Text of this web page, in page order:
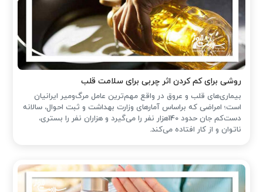
روشی برای کم کردن اثر چربی برای سلامت قلب
بیماری‌های قلب و عروق در واقع مهم‌ترین عامل مرگ‌ومیر ایرانیان
است؛ امراضی که براساس آمارهای وزارت بهداشت و ثبت احوال، سالانه
دست‌کم جان حدود 140هزار نفر را می‌گیرد و هزاران نفر را بستری،
ناتوان و از کار افتاده می‌کند.